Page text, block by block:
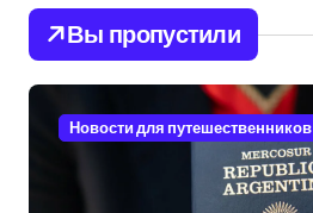
Вы пропустили
Новости для путешественников